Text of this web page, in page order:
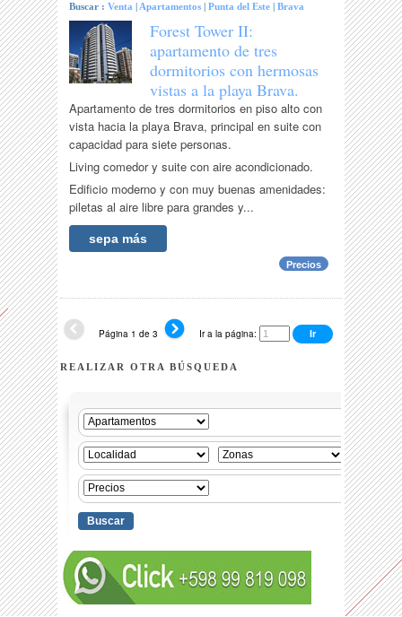
Buscar :Venta |Apartamentos |Punta del Este |Brava
Forest Tower II:
apartamento de tres
dormitorios con hermosas
vistas a la playa Brava.
Apartamento de tres dormitorios en piso alto con
vista hacia la playa Brava, principal en suite con
capacidad para siete personas.
Living comedor y suite con aire acondicionado.
Edificio moderno y con muy buenas amenidades:
piletas al aire libre para grandes y...
sepa más
Precios
Página 1 de 3 Ir a la página:
REALIZAR OTRA BÚSQUEDA